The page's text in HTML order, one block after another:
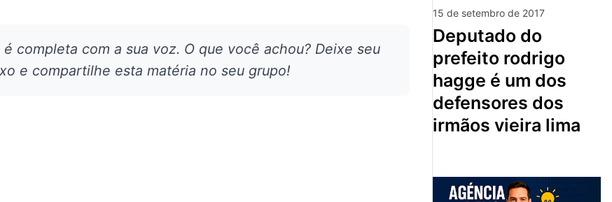
completa com a sua voz. O que você achou? Deixe seu
e compartilhe esta matéria no seu grupo!
15 de setembro de 2017
deputado do
prefeito rodrigo
hagge é um dos
defensores dos
irmãos vieira lima